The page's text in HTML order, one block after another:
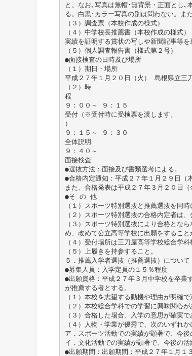
と。なお､写真は無帽･無背景・正面とし
る。白黒･カラー写真の別は問わない。ま
（３）調査票（本校作成の様式）
（４）中学校長推薦書（本校作成の様式）
実績を証明する賞状の写しや新聞記事等を
（５）個人調査報告書（様式第２号）
●面接検査の日時及び場所
（１）期日・場所
平成２７年１月２０日（火） 島根県立三
（２）時
程
９：００～ ９：１５
受付（※受付時に受検票を渡します。
）
９：１５～ ９：３０
全体説明
９：４０～
面接検査
●選抜方法：面接及び書類選考による。
●合格内定通知：平成２７年１月２９日（
また、合格発表は平成２７年３月２０日
●そ の 他
（１）スポーツ特別選抜と推薦選抜を同
（２）スポーツ特別選抜の合格内定者は
（３）スポーツ特別選抜により合格とな
め、改めて公立高等学校に出願をすること
（４）受付場所は三刀屋高等学校総合学
（５）上履きを持参すること。
５．推薦入学者選抜（推薦選抜）について
●募集人員：入学定員の１５％程度
●出願資格：平成２７年３月中学校を卒業
が推薦する者とする。
（１）本校を志望する動機や理由が明確で
（２）本校総合学科での学習に興味関心が
（３）合格した場合、入学の意思が確実で
（４）人物・学業が優秀で、次のいずれか
ア．スポーツ活動での実績が顕著で、今後
イ．文化活動での実績が顕著で、今後の活
●出願期間：出願期間：平成２７年１月１